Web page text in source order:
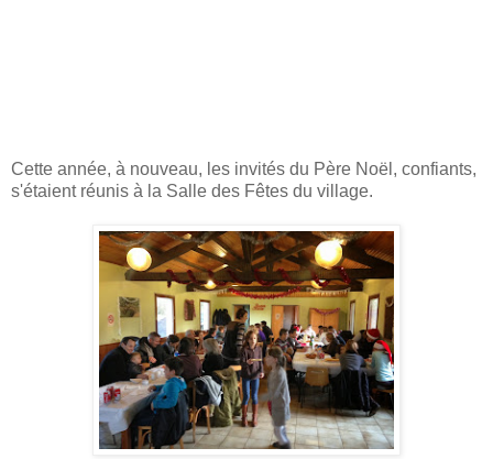
Cette année, à nouveau, les invités du Père Noël, confiants,
s'étaient réunis à la Salle des Fêtes du village.